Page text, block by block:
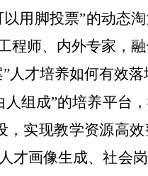
用脚投票”的动态
师、内外专家，融
人才培养如何有效落
人组成”的培养平台
，实现教学资源高
才画像生成、社会